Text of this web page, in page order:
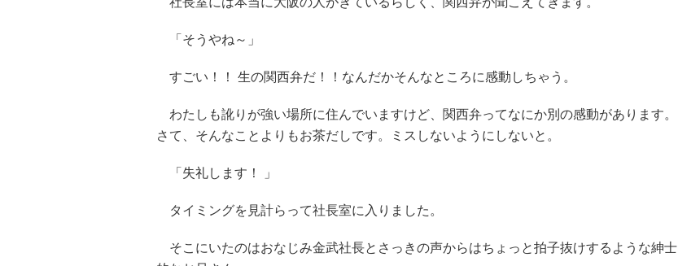
「そうやね～」
すごい！！ 生の関西弁だ！！なんだかそんなところに感動しちゃう。
わたしも訛りが強い場所に住んでいますけど、関西弁ってなにか別の感動があります。
さて、そんなことよりもお茶だしです。ミスしないようにしないと。
「失礼します！ 」
タイミングを見計らって社長室に入りました。
そこにいたのはおなじみ金武社長とさっきの声からはちょっと拍子抜けするような紳士